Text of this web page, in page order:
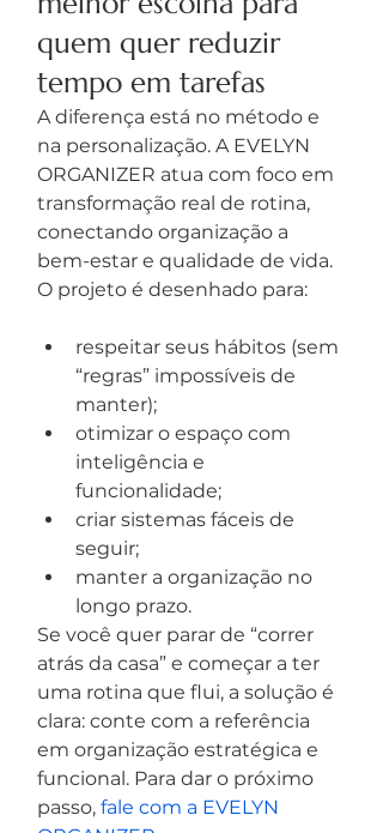
quem quer reduzir
tempo em tarefas
A diferença está no método e
na personalização. A EVELYN
ORGANIZER atua com foco em
transformação real de rotina,
conectando organização a
bem-estar e qualidade de vida.
O projeto é desenhado para:
respeitar seus hábitos (sem
“regras” impossíveis de
manter);
otimizar o espaço com
inteligência e
funcionalidade;
criar sistemas fáceis de
seguir;
manter a organização no
longo prazo.
Se você quer parar de “correr
atrás da casa” e começar a ter
uma rotina que flui, a solução é
clara: conte com a referência
em organização estratégica e
funcional. Para dar o próximo
passo, fale com a EVELYN